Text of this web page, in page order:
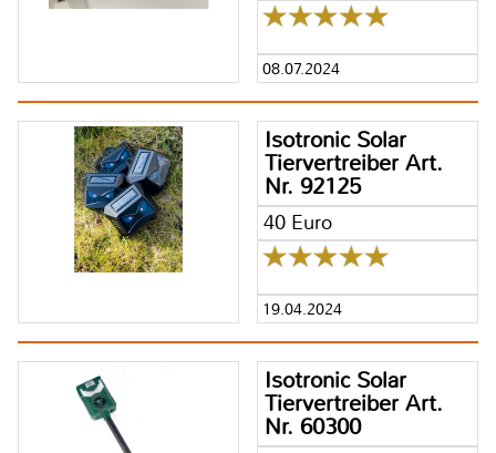
08.07.2024
Isotronic Solar
Tiervertreiber Art.
Nr. 92125
40 Euro
19.04.2024
Isotronic Solar
Tiervertreiber Art.
Nr. 60300